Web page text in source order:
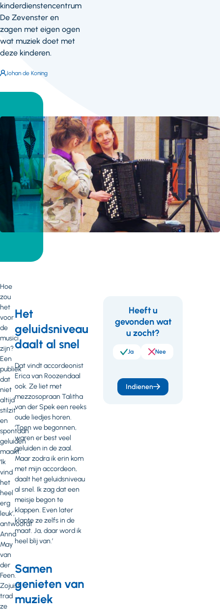
kinderdienstencentrum
De Zevenster en
zagen met eigen ogen
wat muziek doet met
deze kinderen.
Auteur:
Johan de Koning
Hoe
zou
het
voor
de
musici
zijn?
Een
publiek
dat
niet
altijd
stilzit
en
spontaan
geluiden
maakt.
‘Ik
vind
het
heel
erg
leuk’,
antwoordt
Anna
May
van
der
Feen.
Zojuist
trad
ze
Het
geluidsniveau
daalt al snel
Dat vindt accordeonist
Erica van Roozendaal
ook. Ze liet met
mezzosopraan Talitha
van der Spek een reeks
oude liedjes horen.
‘Toen we begonnen,
waren er best veel
geluiden in de zaal.
Maar zodra ik erin kom
met mijn accordeon,
daalt het geluidsniveau
al snel. Ik zag dat een
meisje begon te
klappen. Even later
klapte ze zelfs in de
maat. Ja, daar word ik
heel blij van.’
Samen
genieten van
muziek
Feedback
Heeft u
gevonden wat
u zocht?
Ja Nee
Indienen